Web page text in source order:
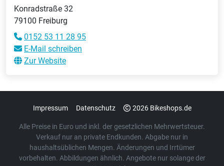
Konradstraße 32
79100 Freiburg
0152 53 11 28 95
E-Mail schreiben
Zur Website
Impressum Datenschutz 2026 Bikeshops.de
Alle Preise in Euro und inkl. der gesetzlichen Mehrwertsteuer.
Verkauf nur an private Endkunden. Abgabe nur in
haushaltsüblichen Mengen. Änderungen und Irrtümer
vorbehalten. Abbildungen ähnlich. Angebote nur solange der